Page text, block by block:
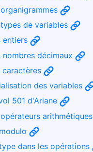
types de variables
entiers
nombres décimaux
caractères
des variables
501 d'Ariane
opérateurs arithmétiques
dans les opérations